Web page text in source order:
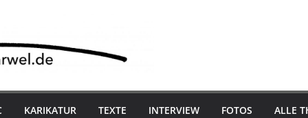
KARIKATUR TEXTE INTERVIEW FOTOS ALLE